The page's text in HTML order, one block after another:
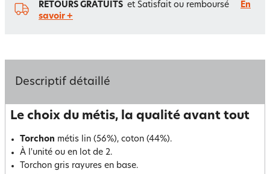
RETOURS GRATUITS et Satisfait ou remboursé
En
savoir +
Descriptif détaillé
Le choix du métis, la qualité avant tout
Torchon métis lin (56%), coton (44%).
À l'unité ou en lot de 2.
Torchon gris rayures en base.